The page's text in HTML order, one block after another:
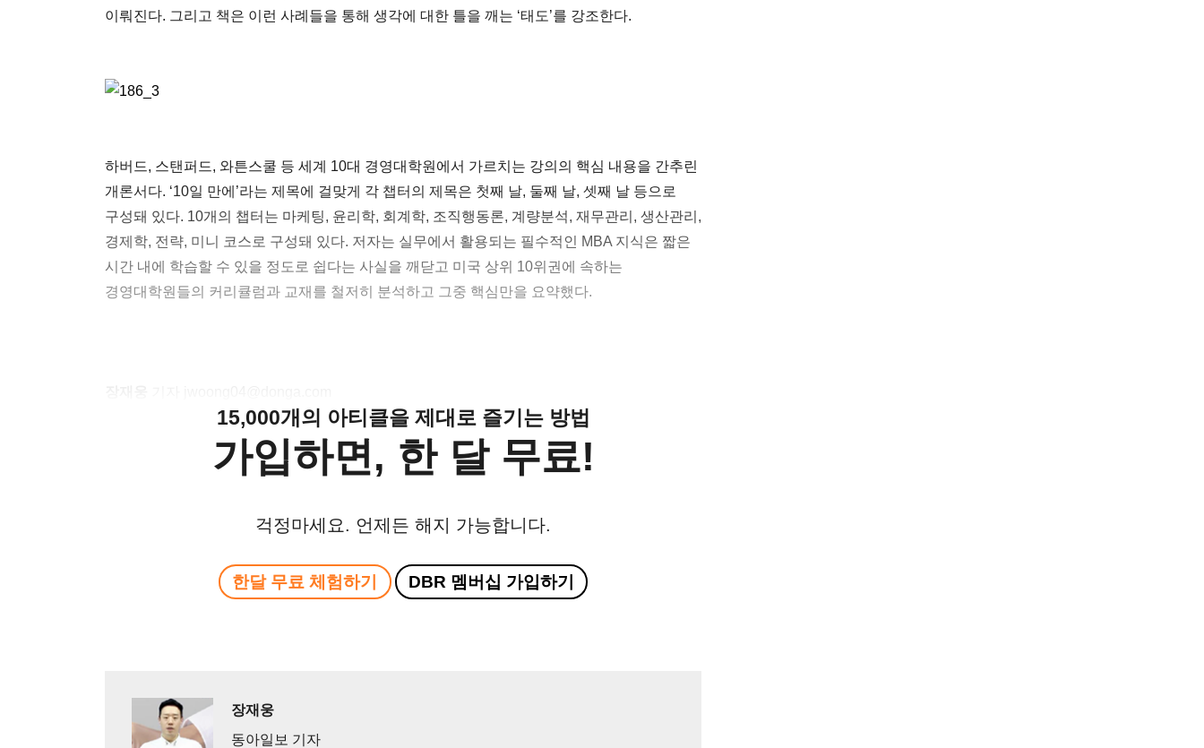
이뤄진다. 그리고 책은 이런 사례들을 통해 생각에 대한 틀을 깨는 ‘태도’를 강조한다.
하버드, 스탠퍼드, 와튼스쿨 등 세계 10대 경영대학원에서 가르치는 강의의 핵심 내용을 간추린
개론서다. ‘10일 만에’라는 제목에 걸맞게 각 챕터의 제목은 첫째 날, 둘째 날, 셋째 날 등으로
구성돼 있다. 10개의 챕터는 마케팅, 윤리학, 회계학, 조직행동론, 계량분석, 재무관리, 생산관리,
경제학, 전략, 미니 코스로 구성돼 있다. 저자는 실무에서 활용되는 필수적인 MBA 지식은 짧은
시간 내에 학습할 수 있을 정도로 쉽다는 사실을 깨닫고 미국 상위 10위권에 속하는
경영대학원들의 커리큘럼과 교재를 철저히 분석하고 그중 핵심만을 요약했다.
15,000개의 아티클을 제대로 즐기는 방법
가입하면, 한 달 무료!
걱정마세요. 언제든 해지 가능합니다.
한달 무료 체험하기 DBR 멤버십 가입하기
장재웅
동아일보 기자